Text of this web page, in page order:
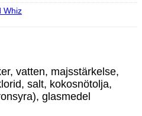
Whiz
vatten, majsstärkelse,
salt, kokosnötolja,
glasmedel